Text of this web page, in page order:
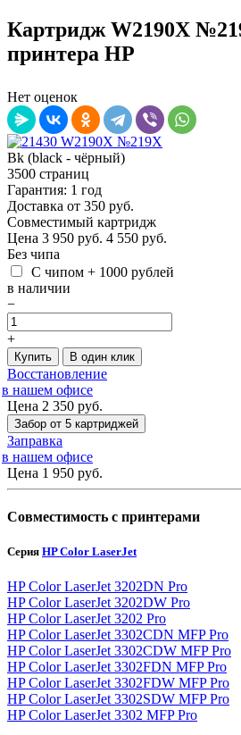
Картридж W2190X
принтера HP
Нет оценок
Bk (black - чёрный)
3500 страниц
Гарантия: 1 год
Доставка от 350 руб.
Совместимый картридж
Цена 3 950 руб. 4 550 руб.
Без чипа
С чипом + 1000 рублей
в наличии
−
+
Купить В один клик
Восстановление
в нашем офисе
Цена 2 350 руб.
Забор от 5 картриджей
Заправка
в нашем офисе
Цена 1 950 руб.
Совместимость с принтерами
Серия HP Color LaserJet
HP Color LaserJet 3202DN Pro
HP Color LaserJet 3202DW Pro
HP Color LaserJet 3202 Pro
HP Color LaserJet 3302CDN MFP Pro
HP Color LaserJet 3302CDW MFP Pro
HP Color LaserJet 3302FDN MFP Pro
HP Color LaserJet 3302FDW MFP Pro
HP Color LaserJet 3302SDW MFP Pro
HP Color LaserJet 3302 MFP Pro